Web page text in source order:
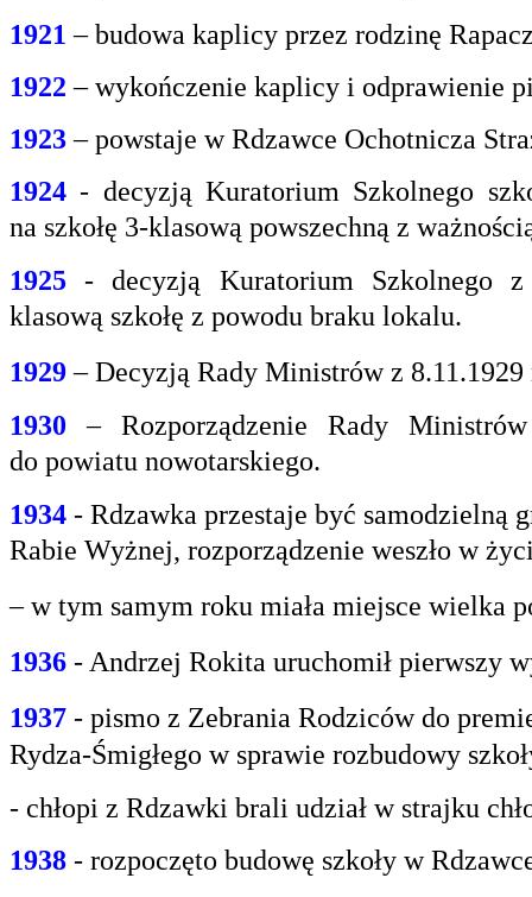
1921 – budowa kaplicy przez rodzinę
1922 – wykończenie kaplicy i odprawienie
1923– powstaje w Rdzawce Ochotnicza
1924 - decyzją Kuratorium Szkolnego
na szkołę 3-klasową powszechną z
1925 - decyzją Kuratorium Szkolnego
klasową szkołę z powodu braku lokalu.
1929– Decyzją Rady Ministrów z
1930 – Rozporządzenie Rady
do powiatu nowotarskiego.
1934 - Rdzawka przestaje być samodzielną
Rabie Wyżnej, rozporządzenie weszło w
– w tym samym roku miała miejsce wielka
1936 - Andrzej Rokita uruchomił pierwszy
1937 - pismo z Zebrania Rodziców do
Rydza-Śmigłego w sprawie rozbudowy
- chłopi z Rdzawki brali udział w strajku
1938 - rozpoczęto budowę szkoły w